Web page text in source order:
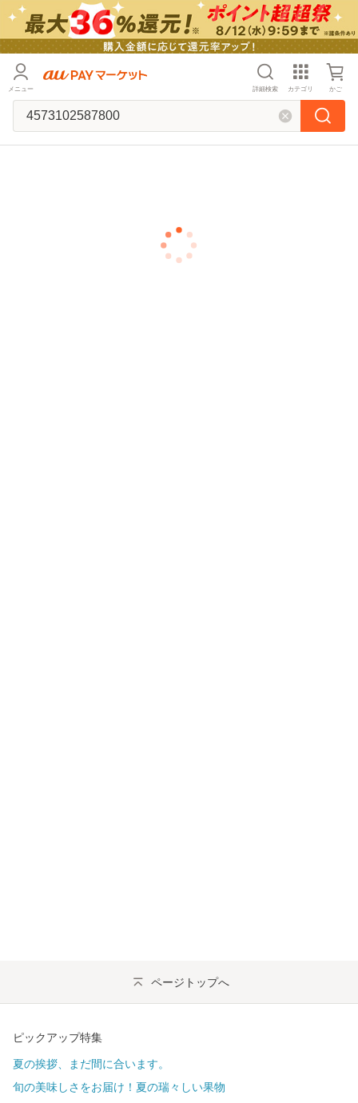
メニュー 詳細検索 カテゴリ かご
ページトップへ
ピックアップ特集
夏の挨拶、まだ間に合います。
旬の美味しさをお届け！夏の瑞々しい果物